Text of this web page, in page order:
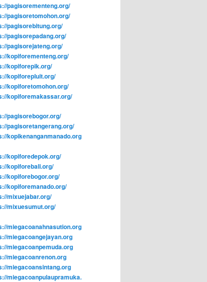
pagisorementeng.org/
pagisoretomohon.org/
pagisorebitung.org/
pagisorepadang.org/
pagisorejateng.org/
kopiforementeng.org/
kopiforepik.org/
kopiforepluit.org/
kopiforetomohon.org/
kopiforemakassar.org/
pagisorebogor.org/
pagisoretangerang.org/
kopikenanganmanado.org
kopiforedepok.org/
kopiforebali.org/
kopiforebogor.org/
kopiforemanado.org/
mixuejabar.org/
mixuesumut.org/
miegacoanahnasution.org
miegacoangejayan.org
miegacoanpemuda.org
miegacoanrenon.org
miegacoansintang.org
miegacoanpulaupramuka.